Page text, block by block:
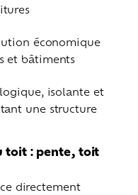
économique
et bâtiments
isolante et
une structure
toit : pente, toit
directement